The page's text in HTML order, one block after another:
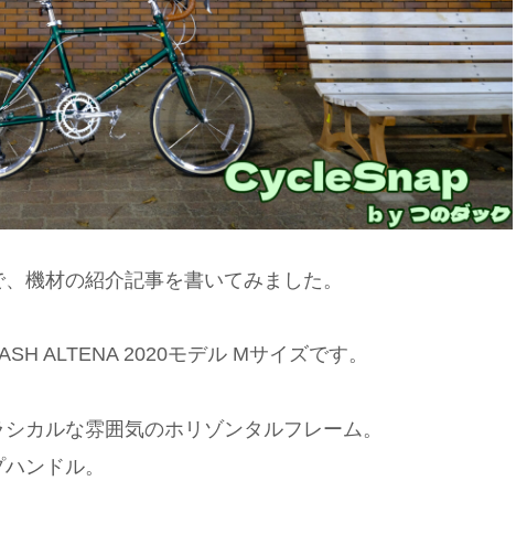
機材の紹介記事を書いてみました。
ALTENA 2020モデル Mサイズです。
カルな雰囲気のホリゾンタルフレーム。
ンドル。